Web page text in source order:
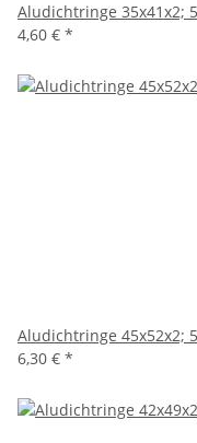
Aludichtringe 35x41x2;
4,60 € *
Aludichtringe 45x52x2;
6,30 € *